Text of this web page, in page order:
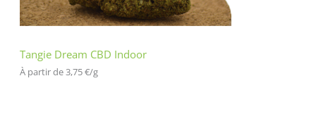
Tangie Dream CBD Indoor
À partir de 3,75€/g